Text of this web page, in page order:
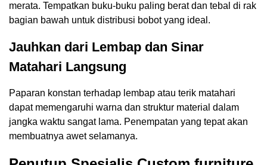
merata. Tempatkan buku-buku paling berat dan tebal di rak
bagian bawah untuk distribusi bobot yang ideal.
Jauhkan dari Lembap dan Sinar
Matahari Langsung
Paparan konstan terhadap lembap atau terik matahari
dapat memengaruhi warna dan struktur material dalam
jangka waktu sangat lama. Penempatan yang tepat akan
membuatnya awet selamanya.